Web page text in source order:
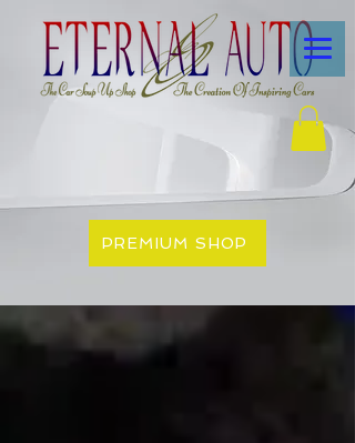
PREMIUM SHOP